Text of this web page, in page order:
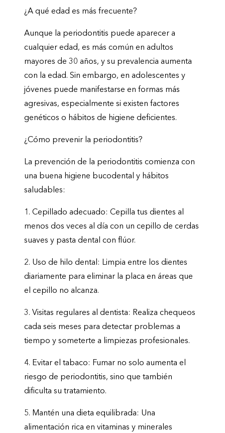
¿A qué edad es más frecuente?
Aunque la periodontitis puede aparecer a
cualquier edad, es más común en adultos
mayores de 30 años, y su prevalencia aumenta
con la edad. Sin embargo, en adolescentes y
jóvenes puede manifestarse en formas más
agresivas, especialmente si existen factores
genéticos o hábitos de higiene deficientes.
¿Cómo prevenir la periodontitis?
La prevención de la periodontitis comienza con
una buena higiene bucodental y hábitos
saludables:
1. Cepillado adecuado: Cepilla tus dientes al
menos dos veces al día con un cepillo de cerdas
suaves y pasta dental con flúor.
2. Uso de hilo dental: Limpia entre los dientes
diariamente para eliminar la placa en áreas que
el cepillo no alcanza.
3. Visitas regulares al dentista: Realiza chequeos
cada seis meses para detectar problemas a
tiempo y someterte a limpiezas profesionales.
4. Evitar el tabaco: Fumar no solo aumenta el
riesgo de periodontitis, sino que también
dificulta su tratamiento.
5. Mantén una dieta equilibrada: Una
alimentación rica en vitaminas y minerales